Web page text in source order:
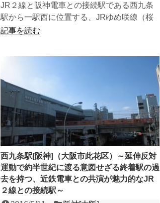
JR２線と阪神電車との接続駅である西九条
駅から一駅西に位置する、JRゆめ咲線（桜
島線）の島式１面２線の地上駅。大阪環状線
記事を読む
西九条駅[阪神]（大阪市此花区）～延伸反対
運動で約半世紀に渡る意図せざる終着駅の過
去を持つ、近鉄電車との共演が魅力的なJR
２線との接続駅～